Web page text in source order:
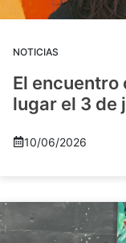
NOTICIAS
El
lugar el 3 de
10/06/2026